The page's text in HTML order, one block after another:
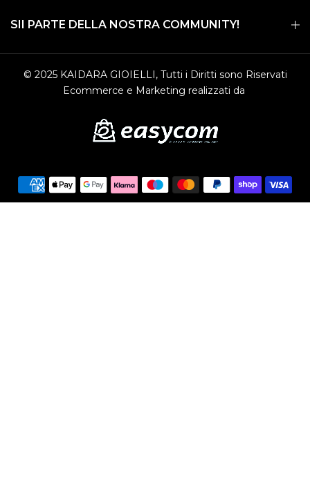
SII PARTE DELLA NOSTRA COMMUNITY!
© 2025 KAIDARA GIOIELLI, Tutti i Diritti sono Riservati
Ecommerce e Marketing realizzati da